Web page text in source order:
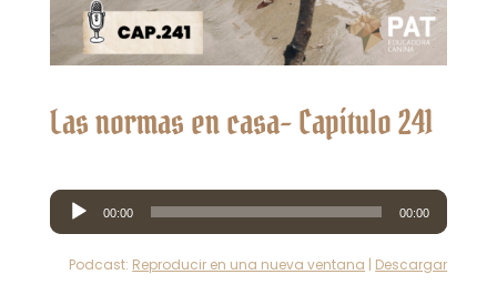
Las normas en casa- Capítulo 241
Reproductor
de
audio
00:00 00:00
Podcast: Reproducir en una nueva ventana | Descargar